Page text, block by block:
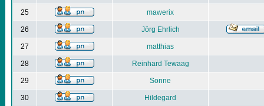
25 mawerix
26 Jörg Ehrlich
27 matthias
28 Reinhard Tewaag
29 Sonne
30 Hildegard